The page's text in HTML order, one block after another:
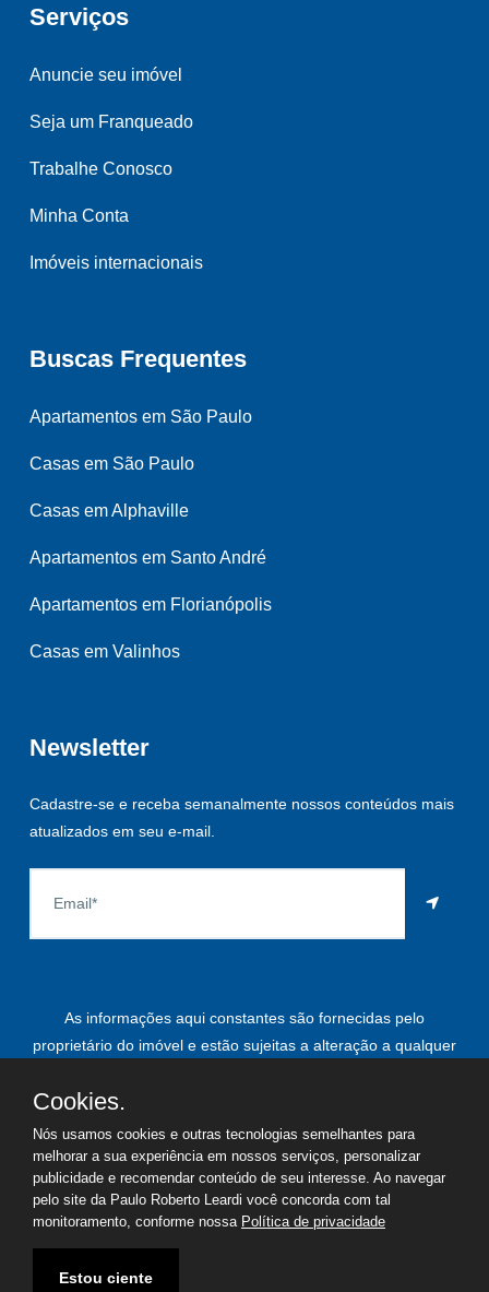
Serviços
Anuncie seu imóvel
Seja um Franqueado
Trabalhe Conosco
Minha Conta
Imóveis internacionais
Buscas Frequentes
Apartamentos em São Paulo
Casas em São Paulo
Casas em Alphaville
Apartamentos em Santo André
Apartamentos em Florianópolis
Casas em Valinhos
Newsletter
Cadastre-se e receba semanalmente nossos conteúdos mais
atualizados em seu e-mail.
As informações aqui constantes são fornecidas pelo
proprietário do imóvel e estão sujeitas a alteração a qualquer
©2026Copyright - Paulo Roberto Leardi | Todos os direitos
reservados
Cookies.
Nós usamos cookies e outras tecnologias semelhantes para
melhorar a sua experiência em nossos serviços, personalizar
publicidade e recomendar conteúdo de seu interesse. Ao navegar
pelo site da Paulo Roberto Leardi você concorda com tal
monitoramento, conforme nossa Política de privacidade
Estou ciente